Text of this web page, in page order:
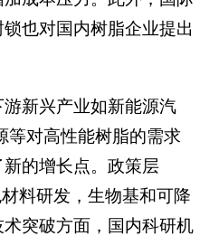
也对国内树脂企业提出
新兴产业如新能源汽
等对高性能树脂的需求
的增长点。政策层
料研发，生物基和可降
突破方面，国内科研机